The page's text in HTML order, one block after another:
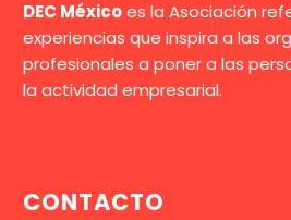
DEC Méxicoes la Asociación
experiencias que inspira a las
profesionales a poner a las
la actividad empresarial.
CONTACTO